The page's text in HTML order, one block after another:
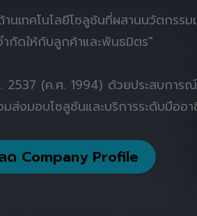
นเทคโนโลยีโซลูชันที่ผสานนวัตกรร
ำกัดให้กับลูกค้าและพันธมิตร"
(ค.ศ. 1994) ด้วยประสบการ
มส่งมอบโซลูชันและบริการระดับมือ
ด Company Profile